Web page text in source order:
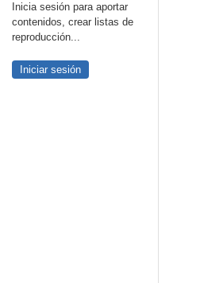
Inicia sesión para aportar
contenidos, crear listas de
reproducción...
Iniciar sesión